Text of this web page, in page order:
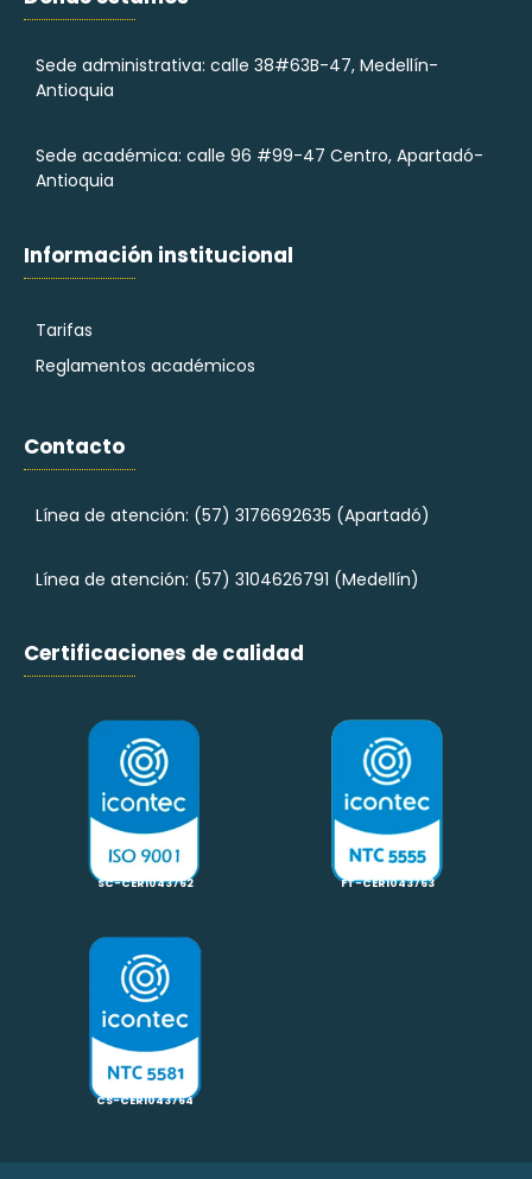
Sede administrativa: calle 38#63B-47, Medellín-
Antioquia
Sede académica: calle 96 #99-47 Centro, Apartadó-
Antioquia
Información institucional
Tarifas
Reglamentos académicos
Contacto
Línea de atención: (57) 3176692635 (Apartadó)
Línea de atención: (57) 3104626791 (Medellín)
Certificaciones de calidad
SC-CER1043762 FT-CER1043763
CS-CER1043764